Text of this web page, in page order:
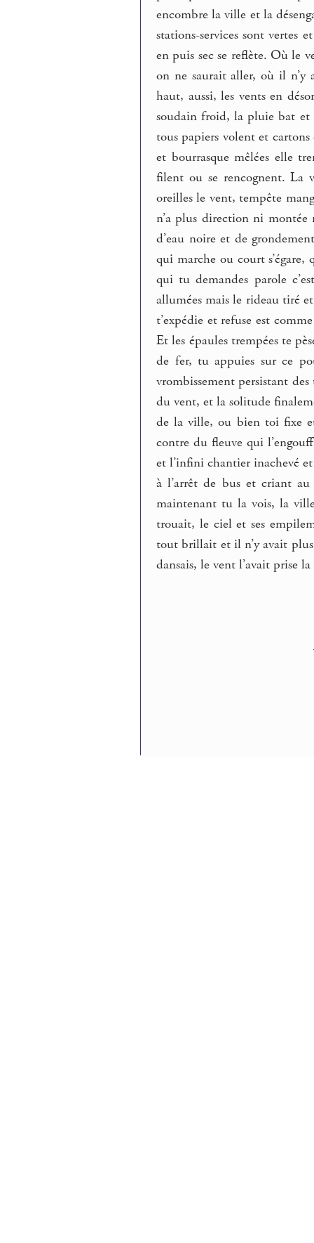
encombre la ville et la
stations-services sont vertes
en puis sec se reflète. Où le
on ne saurait aller, où il n’y
haut, aussi, les vents en
soudain froid, la pluie bat et
tous papiers volent et
et bourrasque mêlées elle
filent ou se rencognent. La
oreilles le vent, tempête
n’a plus direction ni
d’eau noire et de
qui marche ou court
qui tu demandes parole
allumées mais le rideau tiré
t’expédie et refuse est
Et les épaules trempées te
de fer, tu appuies sur ce
vrombissement persistant
du vent, et la solitude
de la ville, ou bien toi fixe
contre du fleuve qui
et l’infini chantier inachevé
à l’arrêt de bus et criant
maintenant tu la vois, la
trouait, le ciel et ses
tout brillait et il n’y avait
dansais, le vent l’avait prise